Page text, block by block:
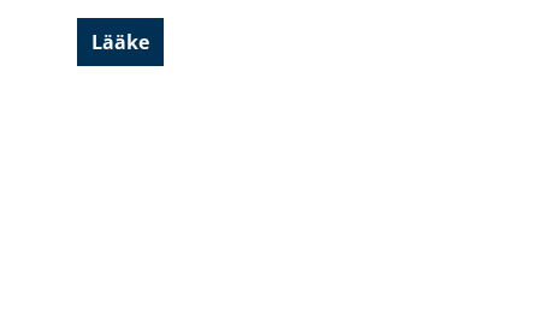
Lääke